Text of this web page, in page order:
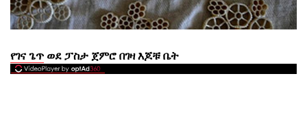
የገና ጌጥ ወደ ፓስታ ጀምሮበገዛ እጆቹ ቤት